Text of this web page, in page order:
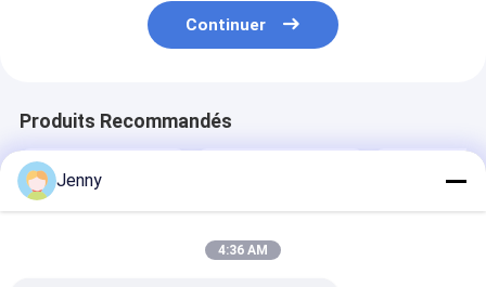
Continuer
Produits Recommandés
Jenny
4:36 AM